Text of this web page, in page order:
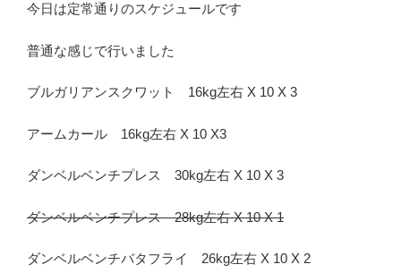
今日は定常通りのスケジュールです
普通な感じで行いました
ブルガリアンスクワット 16kg左右 X 10 X 3
アームカール 16kg左右 X 10 X3
ダンベルベンチプレス 30kg左右 X 10 X 3
ダンベルベンチプレス 28kg左右 X 10 X 1
ダンベルベンチバタフライ 26kg左右 X 10 X 2